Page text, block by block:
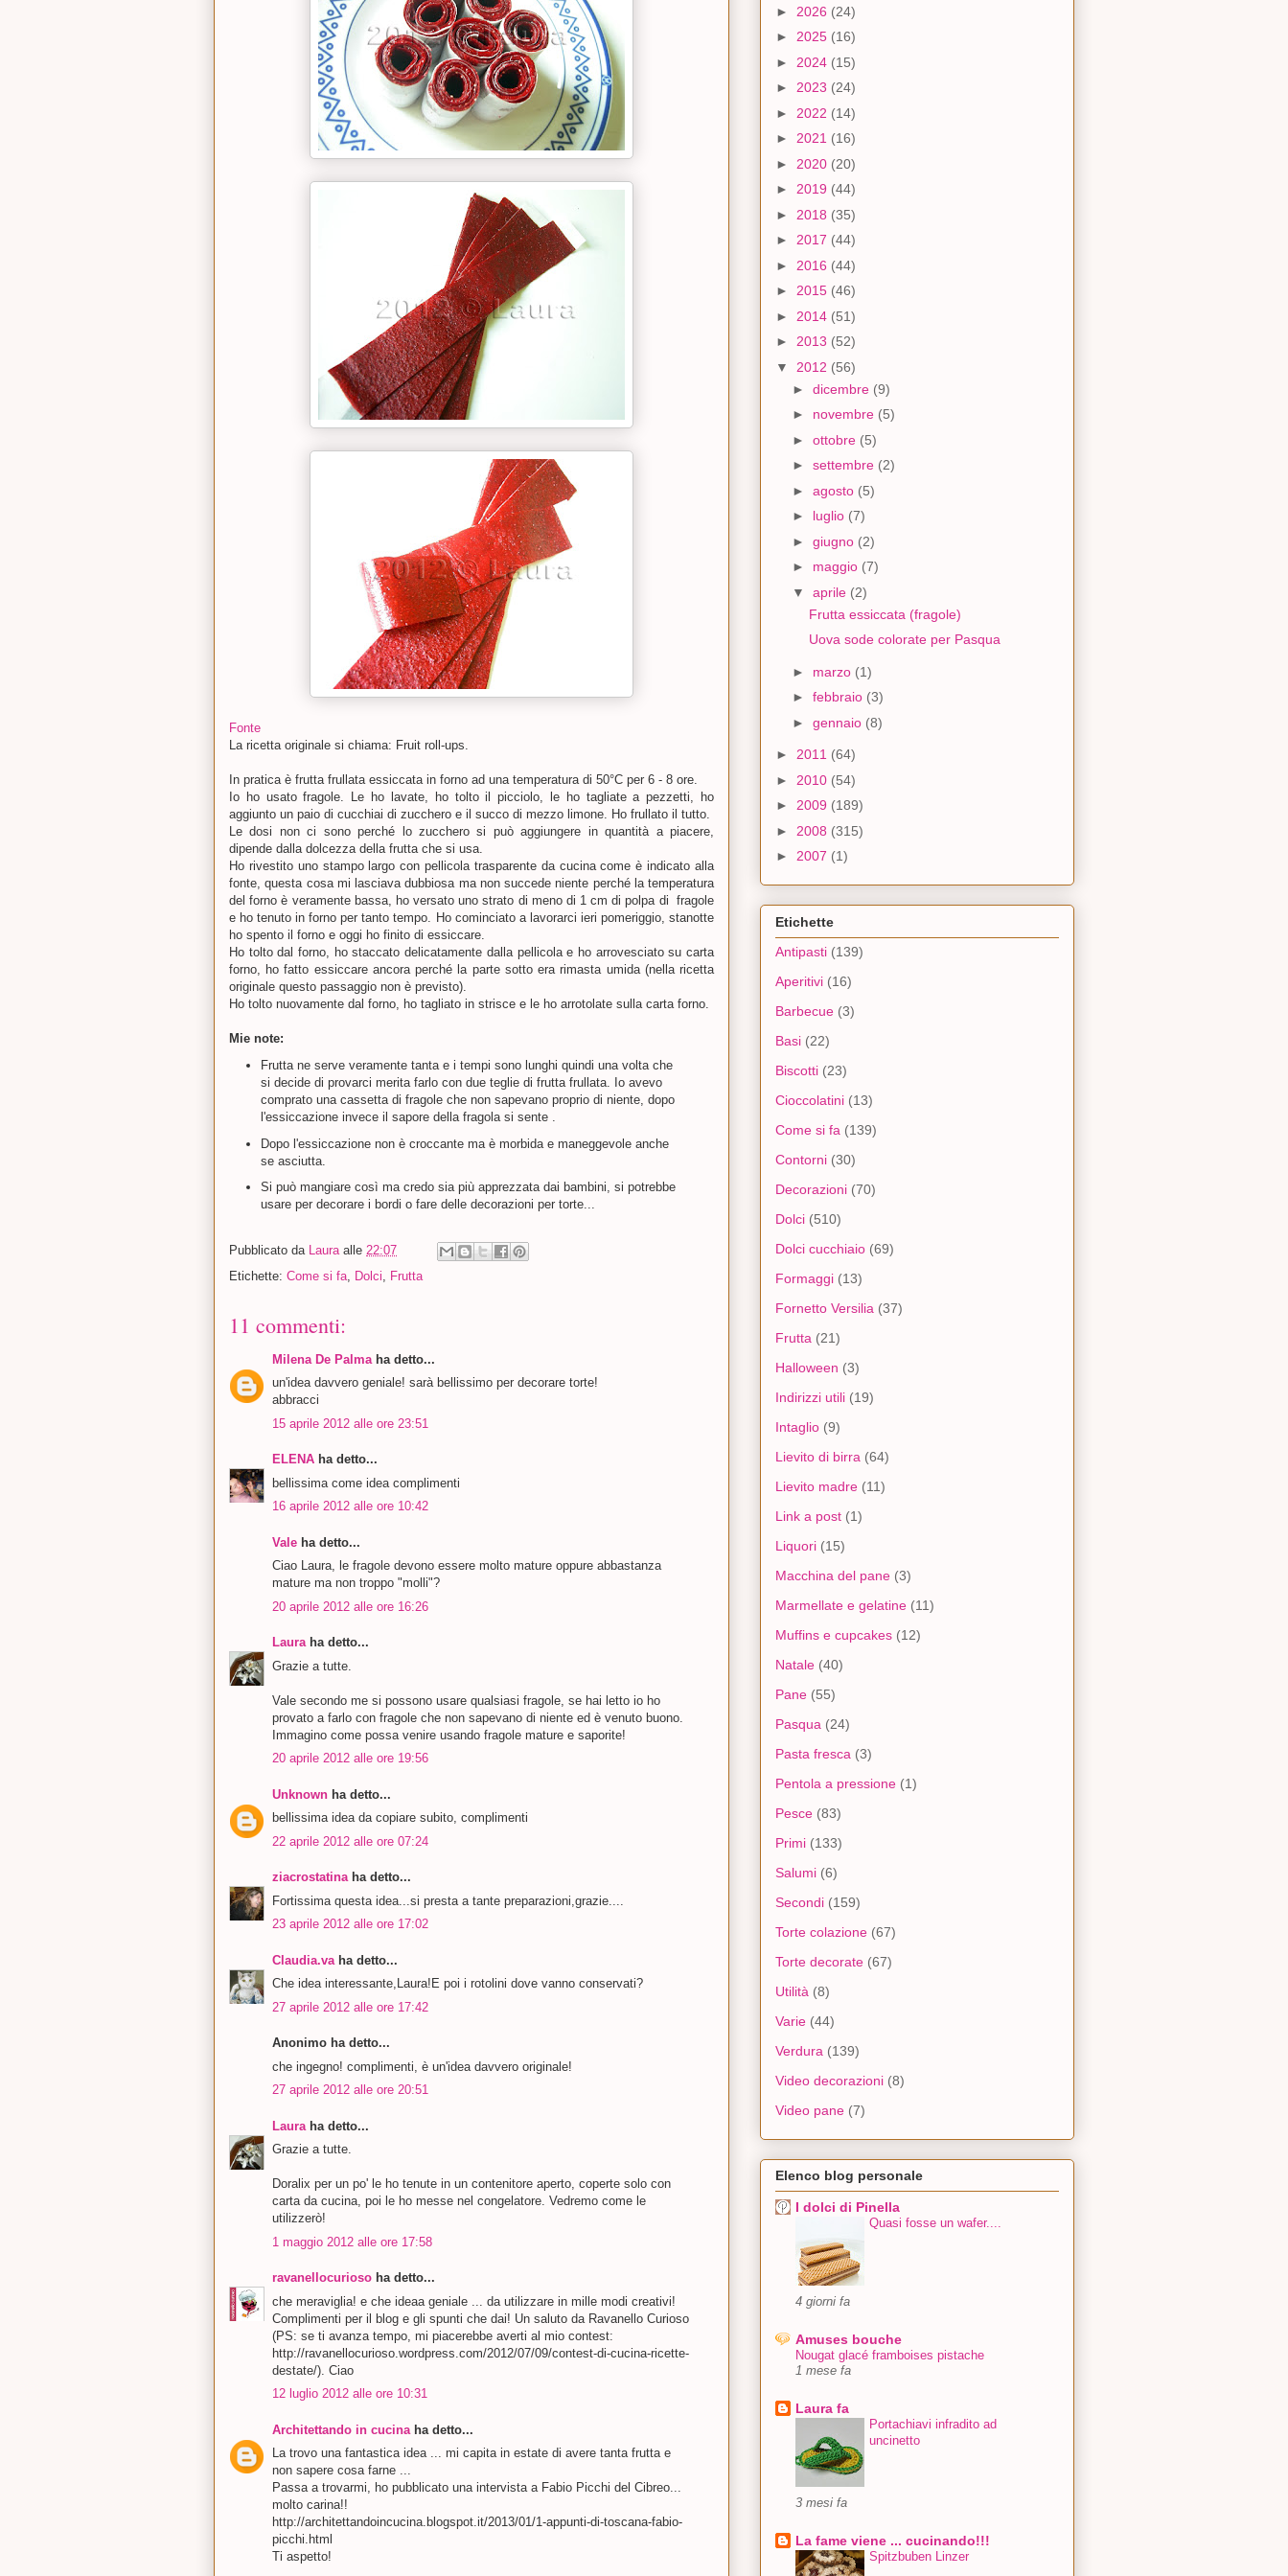
Fonte
La ricetta originale si chiama: Fruit roll-ups.
In pratica è frutta frullata essiccata in forno ad una temperatura di 50°C per 6 - 8 ore.
Io ho usato fragole. Le ho lavate, ho tolto il picciolo, le ho tagliate a pezzetti, ho
aggiunto un paio di cucchiai di zucchero e il succo di mezzo limone. Ho frullato il tutto.
Le dosi non ci sono perché lo zucchero si può aggiungere in quantità a piacere,
dipende dalla dolcezza della frutta che si usa.
Ho rivestito uno stampo largo con pellicola trasparente da cucina come è indicato alla
fonte, questa cosa mi lasciava dubbiosa ma non succede niente perché la temperatura
del forno è veramente bassa, ho versato uno strato di meno di 1 cm di polpa di fragole
e ho tenuto in forno per tanto tempo. Ho cominciato a lavorarci ieri pomeriggio, stanotte
ho spento il forno e oggi ho finito di essiccare.
Ho tolto dal forno, ho staccato delicatamente dalla pellicola e ho arrovesciato su carta
forno, ho fatto essiccare ancora perché la parte sotto era rimasta umida (nella ricetta
originale questo passaggio non è previsto).
Ho tolto nuovamente dal forno, ho tagliato in strisce e le ho arrotolate sulla carta forno.
Mie note:
Frutta ne serve veramente tanta e i tempi sono lunghi quindi una volta che
si decide di provarci merita farlo con due teglie di frutta frullata. Io avevo
comprato una cassetta di fragole che non sapevano proprio di niente, dopo
l'essiccazione invece il sapore della fragola si sente .
Dopo l'essiccazione non è croccante ma è morbida e maneggevole anche
se asciutta.
Si può mangiare così ma credo sia più apprezzata dai bambini, si potrebbe
usare per decorare i bordi o fare delle decorazioni per torte...
Pubblicato da Laura alle 22:07
Etichette: Come si fa Dolci Frutta
11 commenti:
Milena De Palma ha detto...
un'idea davvero geniale! sarà bellissimo per decorare torte!
abbracci
15 aprile 2012 alle ore 23:51
ELENA ha detto...
bellissima come idea complimenti
16 aprile 2012 alle ore 10:42
Vale ha detto...
Ciao Laura, le fragole devono essere molto mature oppure abbastanza
mature ma non troppo "molli"?
20 aprile 2012 alle ore 16:26
Lauraha detto...
Grazie a tutte.
Vale secondo me si possono usare qualsiasi fragole, se hai letto io ho
provato a farlo con fragole che non sapevano di niente ed è venuto buono.
Immagino come possa venire usando fragole mature e saporite!
20 aprile 2012 alle ore 19:56
Unknown ha detto...
bellissima idea da copiare subito, complimenti
22 aprile 2012 alle ore 07:24
ziacrostatinaha detto...
Fortissima questa idea...si presta a tante preparazioni,grazie....
23 aprile 2012 alle ore 17:02
Claudia.va ha detto...
Che idea interessante,Laura!E poi i rotolini dove vanno conservati?
27 aprile 2012 alle ore 17:42
Anonimo ha detto...
che ingegno! complimenti, è un'idea davvero originale!
27 aprile 2012 alle ore 20:51
Laura ha detto...
Grazie a tutte.
Doralix per un po' le ho tenute in un contenitore aperto, coperte solo con
carta da cucina, poi le ho messe nel congelatore. Vedremo come le
utilizzerò!
1 maggio 2012 alle ore 17:58
ravanellocurioso ha detto...
che meraviglia! e che ideaa geniale ... da utilizzare in mille modi creativi!
Complimenti per il blog e gli spunti che dai! Un saluto da Ravanello Curioso
(PS: se ti avanza tempo, mi piacerebbe averti al mio contest:
http://ravanellocurioso.wordpress.com/2012/07/09/contest-di-cucina-ricette-
destate/). Ciao
12 luglio 2012 alle ore 10:31
Architettando in cucina ha detto...
La trovo una fantastica idea ... mi capita in estate di avere tanta frutta e
non sapere cosa farne ...
Passa a trovarmi, ho pubblicato una intervista a Fabio Picchi del Cibreo...
molto carina!!
http://architettandoincucina.blogspot.it/2013/01/1-appunti-di-toscana-fabio-
picchi.html
Ti aspetto!
► 2026 (24)
► 2025 (16)
► 2024 (15)
► 2023 (24)
► 2022 (14)
► 2021 (16)
► 2020 (20)
► 2019 (44)
► 2018 (35)
► 2017 (44)
► 2016 (44)
► 2015 (46)
► 2014 (51)
► 2013 (52)
▼ 2012 (56)
► dicembre (9)
► novembre (5)
► ottobre (5)
► settembre (2)
► agosto (5)
► luglio (7)
► giugno (2)
► maggio (7)
▼ aprile (2)
Frutta essiccata (fragole)
Uova sode colorate per Pasqua
► marzo (1)
► febbraio (3)
► gennaio (8)
► 2011 (64)
► 2010 (54)
► 2009 (189)
► 2008 (315)
► 2007 (1)
Etichette
Antipasti (139)
Aperitivi (16)
Barbecue (3)
Basi (22)
Biscotti (23)
Cioccolatini (13)
Come si fa (139)
Contorni (30)
Decorazioni (70)
Dolci (510)
Dolci cucchiaio (69)
Formaggi (13)
Fornetto Versilia (37)
Frutta (21)
Halloween (3)
Indirizzi utili (19)
Intaglio (9)
Lievito di birra (64)
Lievito madre (11)
Link a post (1)
Liquori (15)
Macchina del pane (3)
Marmellate e gelatine (11)
Muffins e cupcakes (12)
Natale (40)
Pane (55)
Pasqua (24)
Pasta fresca (3)
Pentola a pressione (1)
Pesce (83)
Primi (133)
Salumi (6)
Secondi (159)
Torte colazione (67)
Torte decorate (67)
Utilità (8)
Varie (44)
Verdura (139)
Video decorazioni (8)
Video pane (7)
Elenco blog personale
I dolci di Pinella
Quasi fosse un wafer....
4 giorni fa
Amuses bouche
Nougat glacé framboises pistache
1 mese fa
Laura fa
Portachiavi infradito ad
uncinetto
3 mesi fa
La fame viene ... cucinando!!!
Spitzbuben Linzer